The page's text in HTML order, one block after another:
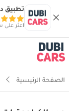
تطبيق
اعثر على
الصفحة الرئيسية